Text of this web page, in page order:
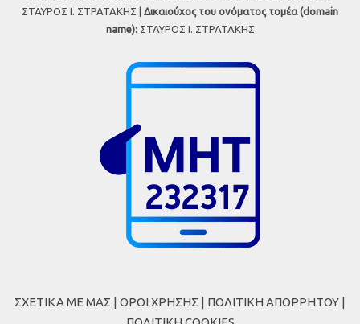
ΣΤΑΥΡΟΣ Ι. ΣΤΡΑΤΑΚΗΣ | Δικαιούχος του ονόματος τομέα (domain
name):ΣΤΑΥΡΟΣ Ι. ΣΤΡΑΤΑΚΗΣ
ΣΧΕΤΙΚΑ ΜΕ ΜΑΣ | ΟΡΟΙ ΧΡΗΣΗΣ | ΠΟΛΙΤΙΚΗ ΑΠΟΡΡΗΤΟΥ |